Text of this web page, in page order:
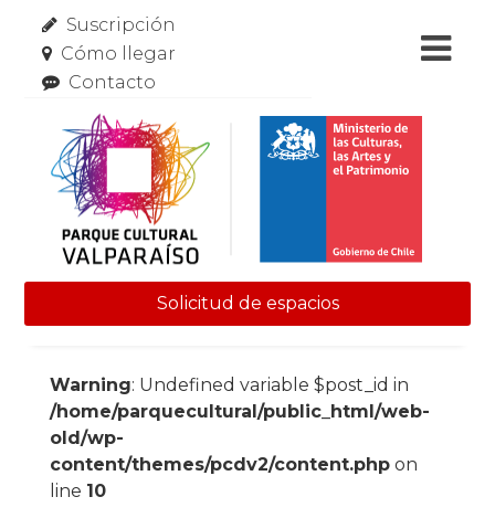
Suscripción
Cómo llegar
Contacto
Solicitud de espacios
Warning: Undefined variable $post_id in
/home/parquecultural/public_html/web-
old/wp-
content/themes/pcdv2/content.phpon
line 10